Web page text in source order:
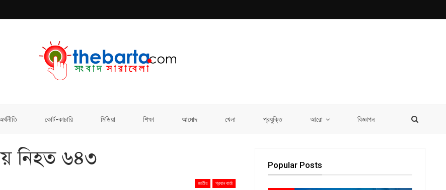
কোর্ট-কাচারি মিডিয়া শিক্ষা আমোদ খেলা প্রযুক্তি আরো বিজ্ঞাপন
নিহত ৬৪৩
জাতীয় প্রধান বার্তা
Popular Posts